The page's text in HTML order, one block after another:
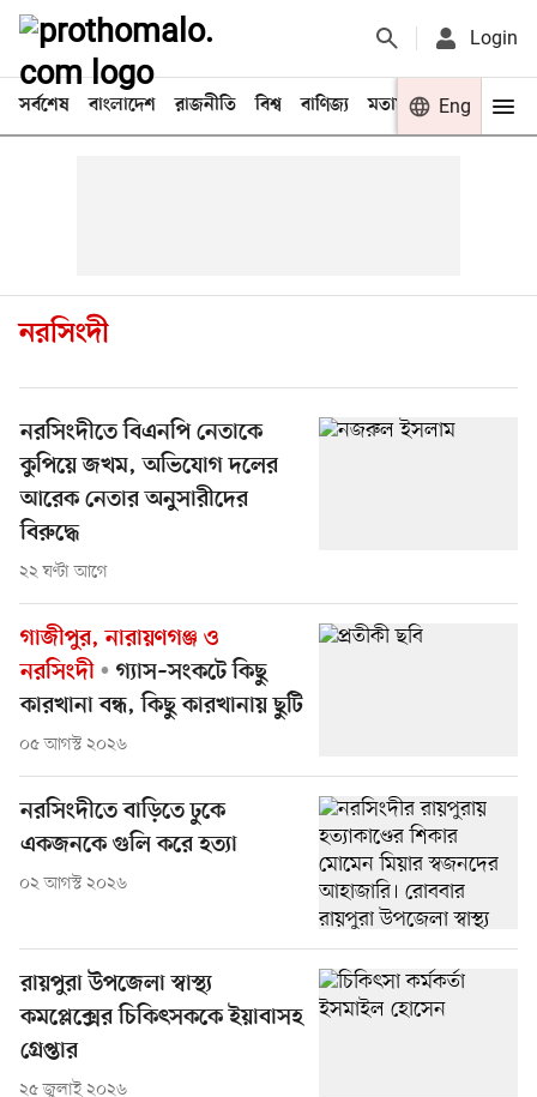
Login
সর্বশেষ বাংলাদেশ রাজনীতি বিশ্ব বাণিজ্য মতামত খেলা
Eng
নরসিংদী
নরসিংদীতে বিএনপি নেতাকে
কুপিয়ে জখম, অভিযোগ দলের
আরেক নেতার অনুসারীদের
বিরুদ্ধে
২২ ঘণ্টা আগে
গাজীপুর, নারায়ণগঞ্জ ও
নরসিংদী
গ্যাস–সংকটে কিছু
কারখানা বন্ধ, কিছু কারখানায় ছুটি
০৫ আগস্ট ২০২৬
নরসিংদীতে বাড়িতে ঢুকে
একজনকে গুলি করে হত্যা
০২ আগস্ট ২০২৬
রায়পুরা উপজেলা স্বাস্থ্য
কমপ্লেক্সের চিকিৎসককে ইয়াবাসহ
গ্রেপ্তার
২৫ জুলাই ২০২৬